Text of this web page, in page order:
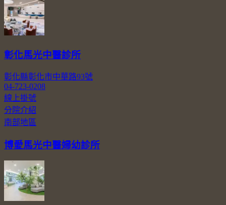
彰化馬光中醫診所
彰化縣彰化市中華路93號
04-723-0208
線上掛號
分院介紹
南部地區
博愛馬光中醫婦幼診所